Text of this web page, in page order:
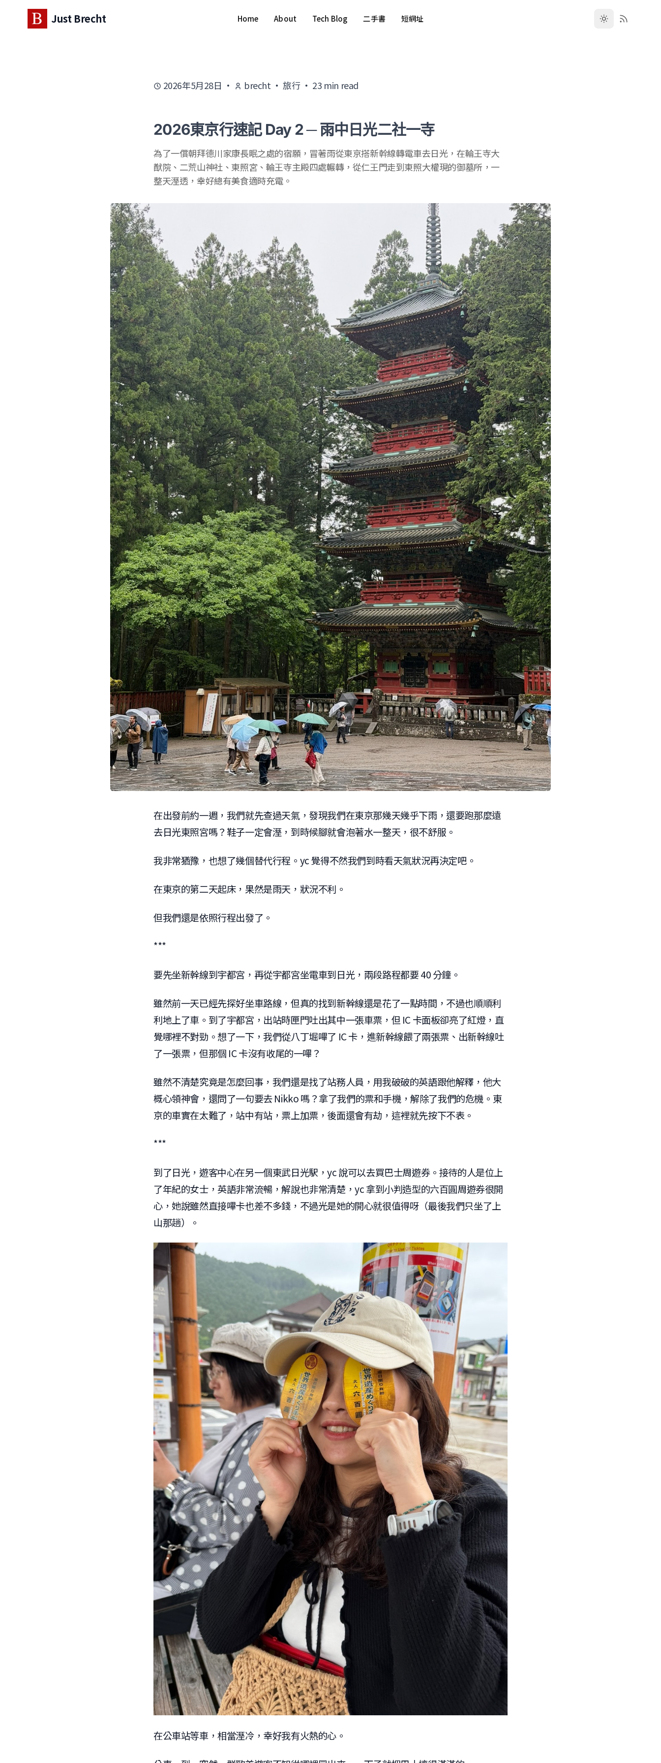
Just Brecht Home About Tech Blog 二手書 短網址
2026年5月28日 · brecht ·旅行· 23 min read
2026東京行速記 Day 2 ─ 雨中日光二社一寺
為了一償朝拜德川家康長眠之處的宿願，冒著雨從東京搭新幹線轉電車去日光，在輪王寺大
猷院、二荒山神社、東照宮、輪王寺主殿四處輾轉，從仁王門走到東照大權現的御墓所，一
整天溼透，幸好總有美食適時充電。
在出發前約一週，我們就先查過天氣，發現我們在東京那幾天幾乎下雨，還要跑那麼遠
去日光東照宮嗎？鞋子一定會溼，到時候腳就會泡著水一整天，很不舒服。
我非常猶豫，也想了幾個替代行程。yc 覺得不然我們到時看天氣狀況再決定吧。
在東京的第二天起床，果然是雨天，狀況不利。
但我們還是依照行程出發了。
***
要先坐新幹線到宇都宮，再從宇都宮坐電車到日光，兩段路程都要 40 分鐘。
雖然前一天已經先探好坐車路線，但真的找到新幹線還是花了一點時間，不過也順順利
利地上了車。到了宇都宮，出站時匣門吐出其中一張車票，但 IC 卡面板卻亮了紅燈，直
覺哪裡不對勁。想了一下，我們從八丁堀嗶了 IC 卡，進新幹線餵了兩張票、出新幹線吐
了一張票，但那個 IC 卡沒有收尾的一嗶？
雖然不清楚究竟是怎麼回事，我們還是找了站務人員，用我破破的英語跟他解釋，他大
概心領神會，還問了一句要去 Nikko 嗎？拿了我們的票和手機，解除了我們的危機。東
京的車實在太難了，站中有站，票上加票，後面還會有劫，這裡就先按下不表。
***
到了日光，遊客中心在另一個東武日光駅，yc 說可以去買巴士周遊券。接待的人是位上
了年紀的女士，英語非常流暢，解說也非常清楚，yc 拿到小判造型的六百圓周遊券很開
心，她說雖然直接嗶卡也差不多錢，不過光是她的開心就很值得呀（最後我們只坐了上
山那趟）。
在公車站等車，相當溼冷，幸好我有火熱的心。